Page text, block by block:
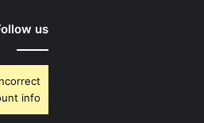
us
info.